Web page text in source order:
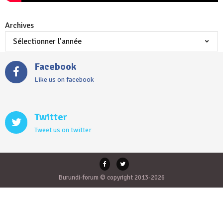
Archives
Facebook
Like us on facebook
Twitter
Tweet us on twitter
Burundi-forum © copyright 2013-2026